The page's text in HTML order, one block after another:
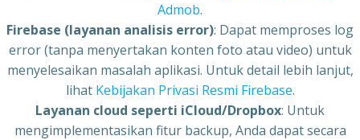
Admob.
Firebase (layanan analisis error): Dapat memproses log
error (tanpa menyertakan konten foto atau video) untuk
menyelesaikan masalah aplikasi. Untuk detail lebih lanjut,
lihat Kebijakan Privasi Resmi Firebase.
Layanan cloud seperti iCloud/Dropbox: Untuk
mengimplementasikan fitur backup, Anda dapat secara